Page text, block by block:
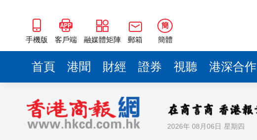
手機版 客戶端 融媒體矩陣 郵箱
簡
簡體
首頁 港聞 財經 證券 視聽 港深合作
2026年 08月06日 星期四